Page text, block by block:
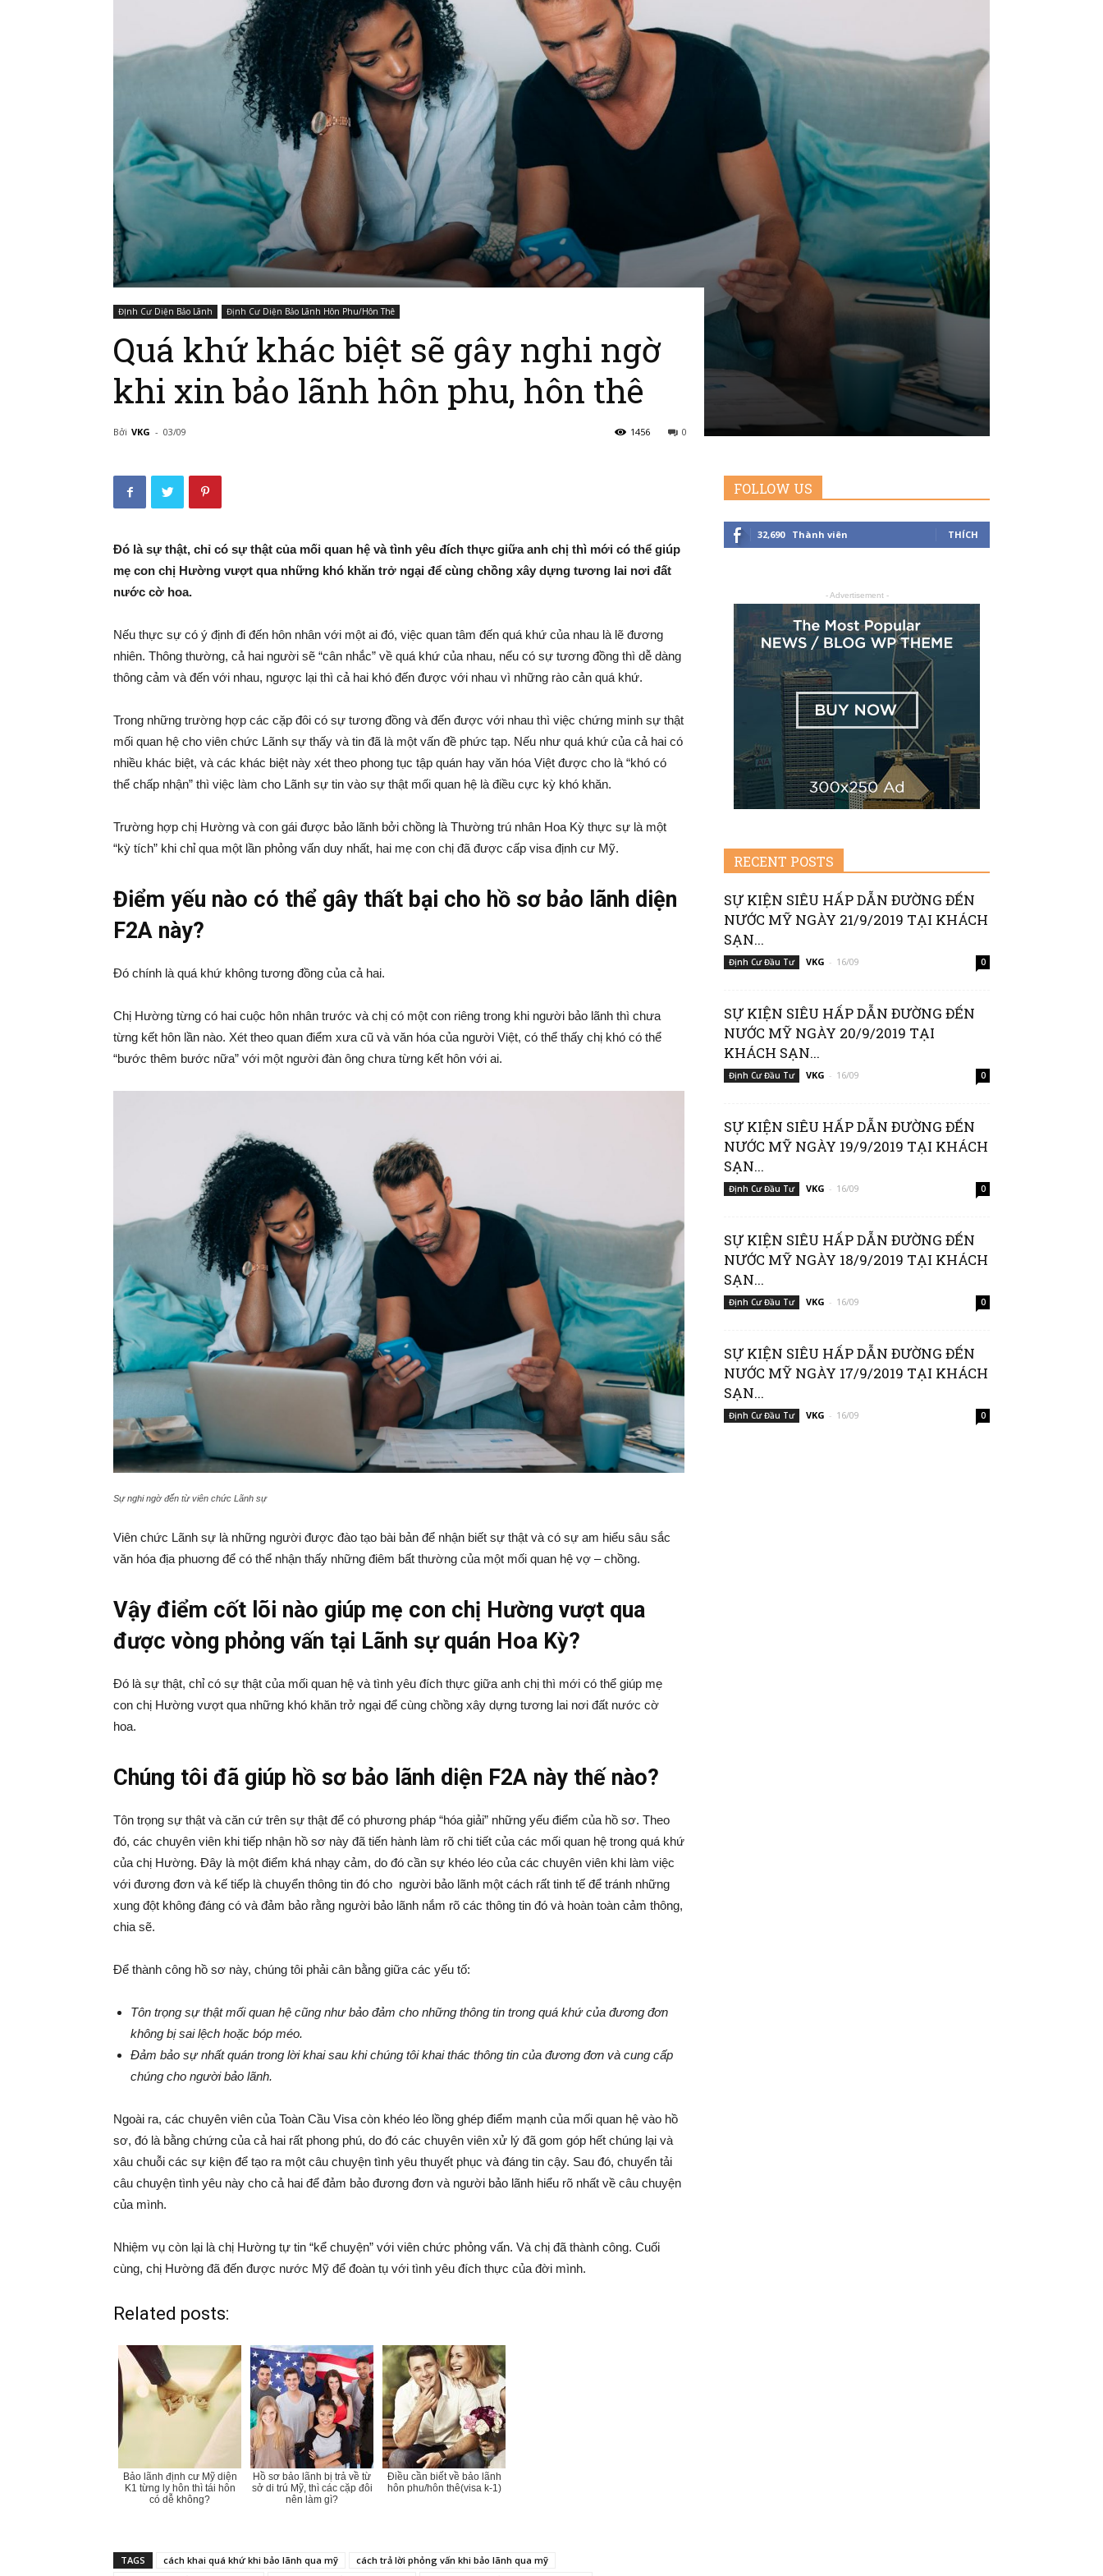
America
–
Nước
Mỹ
|
Viking
Global
ĐỊnh Cư Diện Bảo Lãnh Định Cư Diện Bảo Lãnh Hôn Phu/Hôn Thê
Quá khứ khác biệt sẽ gây nghi ngờ
khi xin bảo lãnh hôn phu, hôn thê
Bởi VKG - 03/09 0
1456
Đó là sự thật, chỉ có sự thật của mối quan hệ và tình yêu đích thực giữa anh chị thì mới có thể giúp
mẹ con chị Hường vượt qua những khó khăn trở ngại để cùng chồng xây dựng tương lai nơi đất
nước cờ hoa.
Nếu thực sự có ý định đi đến hôn nhân với một ai đó, việc quan tâm đến quá khứ của nhau là lẽ đương
nhiên. Thông thường, cả hai người sẽ “cân nhắc” về quá khứ của nhau, nếu có sự tương đồng thì dễ dàng
thông cảm và đến với nhau, ngược lại thì cả hai khó đến được với nhau vì những rào cản quá khứ.
Trong những trường hợp các cặp đôi có sự tương đồng và đến được với nhau thì việc chứng minh sự thật
mối quan hệ cho viên chức Lãnh sự thấy và tin đã là một vấn đề phức tạp. Nếu như quá khứ của cả hai có
nhiều khác biệt, và các khác biệt này xét theo phong tục tập quán hay văn hóa Việt được cho là “khó có
thể chấp nhận” thì việc làm cho Lãnh sự tin vào sự thật mối quan hệ là điều cực kỳ khó khăn.
Trường hợp chị Hường và con gái được bảo lãnh bởi chồng là Thường trú nhân Hoa Kỳ thực sự là một
“kỳ tích” khi chỉ qua một lần phỏng vấn duy nhất, hai mẹ con chị đã được cấp visa định cư Mỹ.
Điểm yếu nào có thể gây thất bại cho hồ sơ bảo lãnh diện
F2A này?
Đó chính là quá khứ không tương đồng của cả hai.
Chị Hường từng có hai cuộc hôn nhân trước và chị có một con riêng trong khi người bảo lãnh thì chưa
từng kết hôn lần nào. Xét theo quan điểm xưa cũ và văn hóa của người Việt, có thể thấy chị khó có thể
“bước thêm bước nữa” với một người đàn ông chưa từng kết hôn với ai.
Sự nghi ngờ đến từ viên chức Lãnh sự
Viên chức Lãnh sự là những người được đào tạo bài bản để nhận biết sự thật và có sự am hiểu sâu sắc
văn hóa địa phuơng để có thể nhận thấy những điêm bất thường của một mối quan hệ vợ – chồng.
Vậy điểm cốt lõi nào giúp mẹ con chị Hường vượt qua
được vòng phỏng vấn tại Lãnh sự quán Hoa Kỳ?
Đó là sự thật, chỉ có sự thật của mối quan hệ và tình yêu đích thực giữa anh chị thì mới có thể giúp mẹ
con chị Hường vượt qua những khó khăn trở ngại để cùng chồng xây dựng tương lai nơi đất nước cờ
hoa.
Chúng tôi đã giúp hồ sơ bảo lãnh diện F2A này thế nào?
Tôn trọng sự thật và căn cứ trên sự thật để có phương pháp “hóa giải” những yếu điểm của hồ sơ. Theo
đó, các chuyên viên khi tiếp nhận hồ sơ này đã tiến hành làm rõ chi tiết của các mối quan hệ trong quá khứ
của chị Hường. Đây là một điểm khá nhạy cảm, do đó cần sự khéo léo của các chuyên viên khi làm việc
với đương đơn và kế tiếp là chuyển thông tin đó cho người bảo lãnh một cách rất tinh tế để tránh những
xung đột không đáng có và đảm bảo rằng người bảo lãnh nắm rõ các thông tin đó và hoàn toàn cảm thông,
chia sẽ.
Để thành công hồ sơ này, chúng tôi phải cân bằng giữa các yếu tố:
Tôn trọng sự thật mối quan hệ cũng như bảo đảm cho những thông tin trong quá khứ của đương đơn
không bị sai lệch hoặc bóp méo.
Đảm bảo sự nhất quán trong lời khai sau khi chúng tôi khai thác thông tin của đương đơn và cung cấp
chúng cho người bảo lãnh.
Ngoài ra, các chuyên viên của Toàn Cầu Visa còn khéo léo lồng ghép điểm mạnh của mối quan hệ vào hồ
sơ, đó là bằng chứng của cả hai rất phong phú, do đó các chuyên viên xử lý đã gom góp hết chúng lại và
xâu chuỗi các sự kiện để tạo ra một câu chuyện tình yêu thuyết phục và đáng tin cậy. Sau đó, chuyển tải
câu chuyện tình yêu này cho cả hai để đảm bảo đương đơn và người bảo lãnh hiểu rõ nhất về câu chuyện
của mình.
Nhiệm vụ còn lại là chị Hường tự tin “kể chuyện” với viên chức phỏng vấn. Và chị đã thành công. Cuối
cùng, chị Hường đã đến được nước Mỹ để đoàn tụ với tình yêu đích thực của đời mình.
Related posts:
Bảo lãnh định cư Mỹ diện
K1 từng ly hôn thì tái hôn
có dễ không?
Hồ sơ bảo lãnh bị trả về từ
sở di trú Mỹ, thì các cặp đôi
nên làm gì?
Điều cần biết về bảo lãnh
hôn phu/hôn thê(visa k-1)
TAGS cách khai quá khứ khi bảo lãnh qua mỹ
cách trả lời phỏng vấn khi bảo lãnh qua mỹ
FOLLOW US
32,690 Thành viên THÍCH
- Advertisement -
RECENT POSTS
SỰ KIỆN SIÊU HẤP DẪN ĐƯỜNG ĐẾN
NƯỚC MỸ NGÀY 21/9/2019 TẠI KHÁCH
SẠN...
Định Cư Đầu Tư VKG - 16/09 0
SỰ KIỆN SIÊU HẤP DẪN ĐƯỜNG ĐẾN
NƯỚC MỸ NGÀY 20/9/2019 TẠI
KHÁCH SẠN...
Định Cư Đầu Tư VKG - 16/09 0
SỰ KIỆN SIÊU HẤP DẪN ĐƯỜNG ĐẾN
NƯỚC MỸ NGÀY 19/9/2019 TẠI KHÁCH
SẠN...
Định Cư Đầu Tư VKG - 16/09 0
SỰ KIỆN SIÊU HẤP DẪN ĐƯỜNG ĐẾN
NƯỚC MỸ NGÀY 18/9/2019 TẠI KHÁCH
SẠN...
Định Cư Đầu Tư VKG - 16/09 0
SỰ KIỆN SIÊU HẤP DẪN ĐƯỜNG ĐẾN
NƯỚC MỸ NGÀY 17/9/2019 TẠI KHÁCH
SẠN...
Định Cư Đầu Tư VKG - 16/09 0